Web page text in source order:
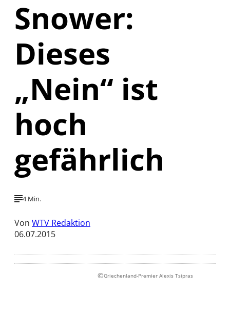
Snower:
Dieses
„Nein“ ist
hoch
gefährlich
4 Min.
Von WTV Redaktion
06.07.2015
©Griechenland-Premier Alexis Tsipras